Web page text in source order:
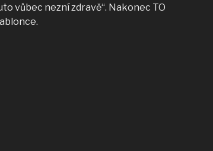
vůbec nezní zdravě“. Nakonec TO